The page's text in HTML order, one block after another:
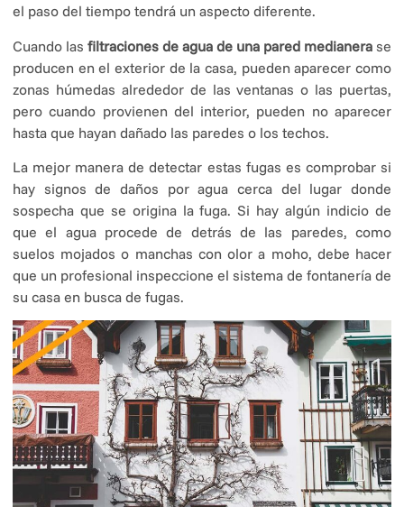
el paso del tiempo tendrá un aspecto diferente.
Cuando las filtraciones de agua de una pared medianera se
producen en el exterior de la casa, pueden aparecer como
zonas húmedas alrededor de las ventanas o las puertas,
pero cuando provienen del interior, pueden no aparecer
hasta que hayan dañado las paredes o los techos.
La mejor manera de detectar estas fugas es comprobar si
hay signos de daños por agua cerca del lugar donde
sospecha que se origina la fuga. Si hay algún indicio de
que el agua procede de detrás de las paredes, como
suelos mojados o manchas con olor a moho, debe hacer
que un profesional inspeccione el sistema de fontanería de
su casa en busca de fugas.